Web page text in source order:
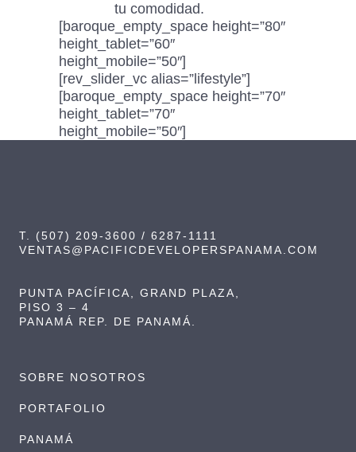
tu comodidad.
[baroque_empty_space height=”80″
height_tablet=”60″
height_mobile=”50″]
[rev_slider_vc alias=”lifestyle”]
[baroque_empty_space height=”70″
height_tablet=”70″
height_mobile=”50″]
T. (507) 209-3600 / 6287-1111
VENTAS@PACIFICDEVELOPERSPANAMA.COM
PUNTA PACÍFICA, GRAND PLAZA,
PISO 3 – 4
PANAMÁ REP. DE PANAMÁ.
SOBRE NOSOTROS
PORTAFOLIO
PANAMÁ